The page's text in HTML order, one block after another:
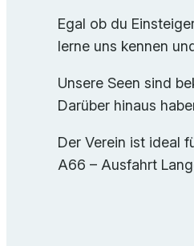
Egal ob du
lerne uns kennen
Unsere Seen sind
Darüber hinaus
Der Verein ist ideal
A66 – Ausfahrt